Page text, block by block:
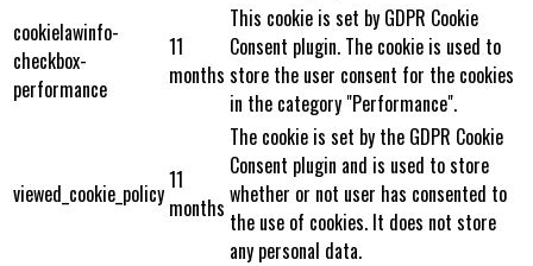
cookielawinfo-
checkbox-
performance
11
months
This cookie is set by GDPR Cookie
Consent plugin. The cookie is used to
store the user consent for the cookies
in the category "Performance".
viewed_cookie_policy11
months
The cookie is set by the GDPR Cookie
Consent plugin and is used to store
whether or not user has consented to
the use of cookies. It does not store
any personal data.